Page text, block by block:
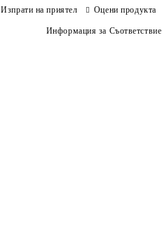
Изпрати на приятел Оцени продукта
Информация за Съответствие